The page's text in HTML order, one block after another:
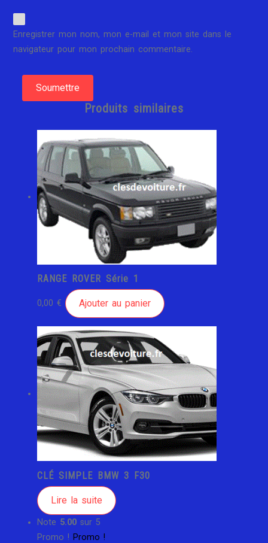
Enregistrer mon nom, mon e-mail et mon site dans le
navigateur pour mon prochain commentaire.
Produits similaires
RANGE ROVER Série 1
0,00€ Ajouter au panier
CLÉ SIMPLE BMW 3 F30
Lire la suite
Note 5.00 sur 5
Promo ! Promo !